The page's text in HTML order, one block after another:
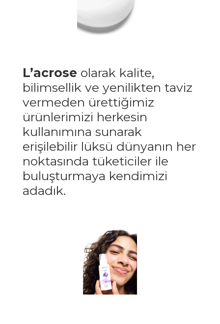
L’acrose olarak kalite,
bilimsellik ve yenilikten taviz
vermeden ürettiğimiz
ürünlerimizi herkesin
kullanımına sunarak
erişilebilir lüksü dünyanın her
noktasında tüketiciler ile
buluşturmaya kendimizi
adadık.